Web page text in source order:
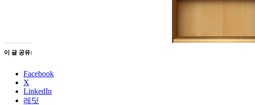
이 글 공유:
Facebook
X
LinkedIn
레딧